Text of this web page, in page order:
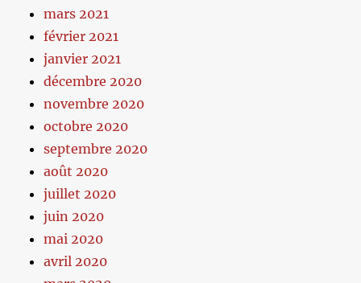
mars 2021
février 2021
janvier 2021
décembre 2020
novembre 2020
octobre 2020
septembre 2020
août 2020
juillet 2020
juin 2020
mai 2020
avril 2020